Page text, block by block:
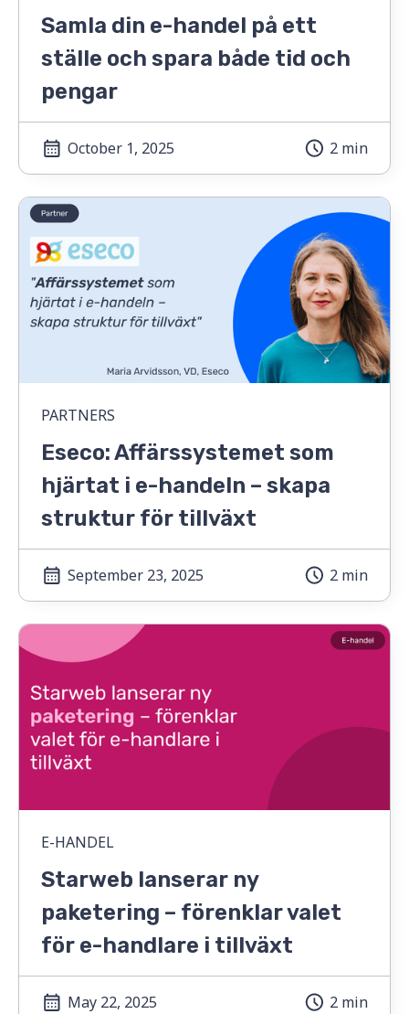
Samla din e-handel på ett
ställe och spara både tid och
pengar
October 1, 2025 2 min
PARTNERS
Eseco: Affärssystemet som
hjärtat i e-handeln – skapa
struktur för tillväxt
September 23, 2025 2 min
E-HANDEL
Starweb lanserar ny
paketering – förenklar valet
för e-handlare i tillväxt
May 22, 2025 2 min